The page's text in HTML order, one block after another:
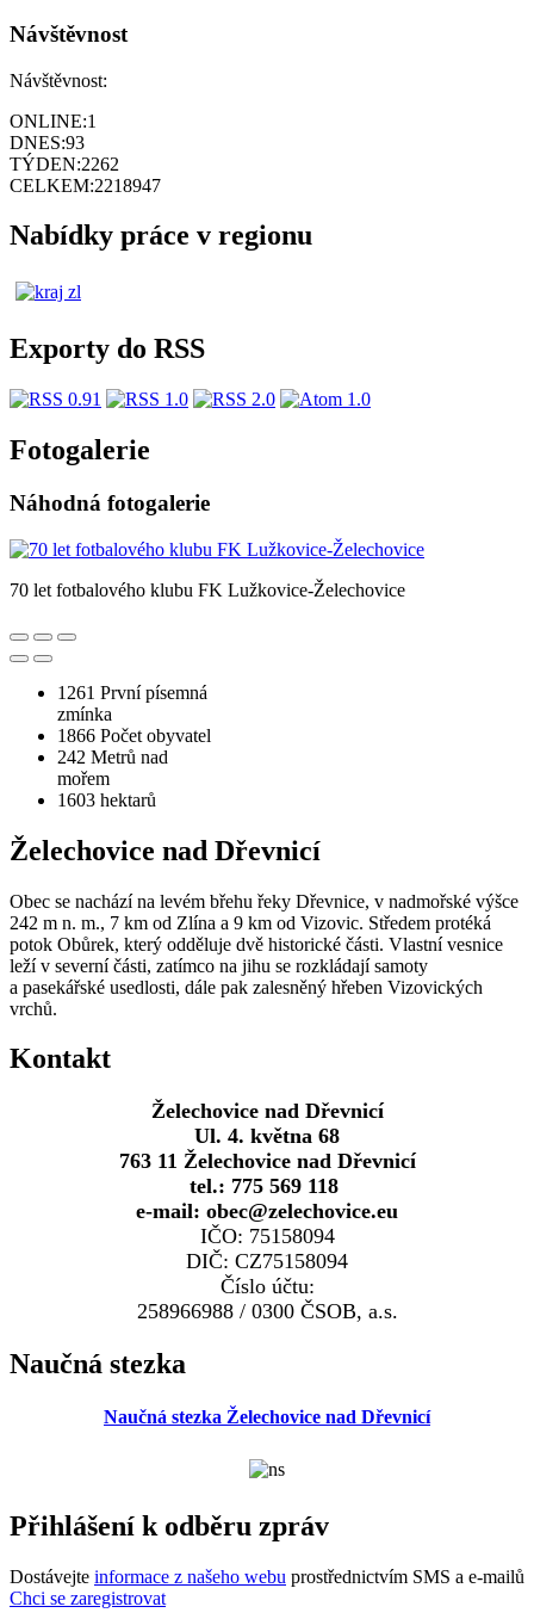
Návštěvnost
Návštěvnost:
ONLINE:1
DNES:93
TÝDEN:2262
CELKEM:2218947
Nabídky práce v regionu
Exporty do RSS
Fotogalerie
Náhodná fotogalerie
70 let fotbalového klubu FK Lužkovice-Želechovice
1261 První písemná
zmínka
1866 Počet obyvatel
242 Metrů nad
mořem
1603 hektarů
Želechovice nad Dřevnicí
Obec se nachází na levém břehu řeky Dřevnice, v nadmořské výšce
242 m n. m., 7 km od Zlína a 9 km od Vizovic. Středem protéká
potok Obůrek, který odděluje dvě historické části. Vlastní vesnice
leží v severní části, zatímco na jihu se rozkládají samoty
a pasekářské usedlosti, dále pak zalesněný hřeben Vizovických
vrchů.
Kontakt
Želechovice nad Dřevnicí
Ul. 4. května 68
763 11 Želechovice nad Dřevnicí
tel.: 775 569 118
e-mail: obec@zelechovice.eu
IČO: 75158094
DIČ: CZ75158094
Číslo účtu:
258966988 / 0300 ČSOB, a.s.
Naučná stezka
Naučná stezka Želechovice nad Dřevnicí
Přihlášení k odběru zpráv
Dostávejte informace z našeho webu prostřednictvím SMS a e-mailů
Chci se zaregistrovat